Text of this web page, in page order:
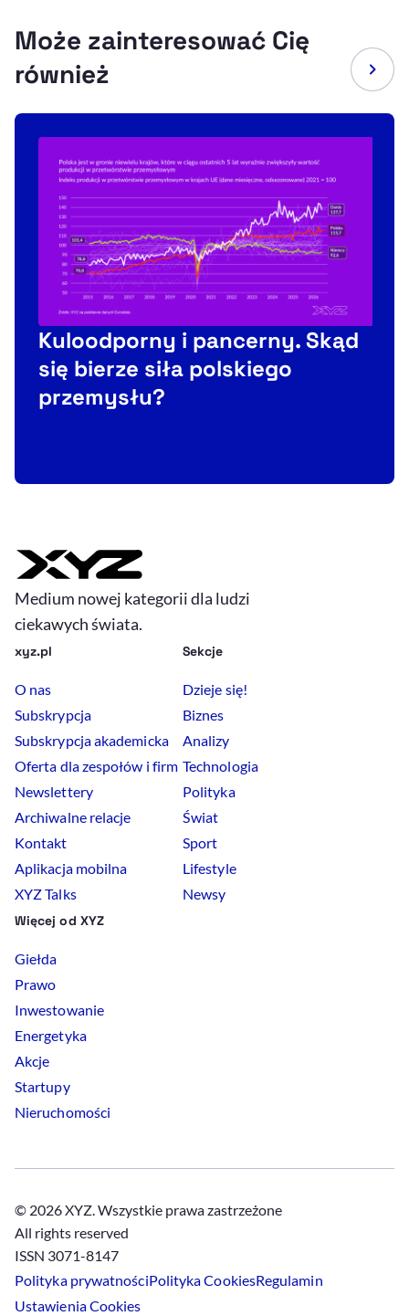
Może zainteresować Cię
również
Kuloodporny i pancerny. Skąd
się bierze siła polskiego
przemysłu?
Medium nowej kategorii dla ludzi
ciekawych świata.
xyz.pl
O nas
Subskrypcja
Subskrypcja akademicka
Oferta dla zespołów i firm
Newslettery
Archiwalne relacje
Kontakt
Aplikacja mobilna
XYZ Talks
Sekcje
Dzieje się!
Biznes
Analizy
Technologia
Polityka
Świat
Sport
Lifestyle
Newsy
Więcej od XYZ
Giełda
Prawo
Inwestowanie
Energetyka
Akcje
Startupy
Nieruchomości
© 2026 XYZ. Wszystkie prawa zastrzeżone
All rights reserved
ISSN 3071-8147
Polityka prywatnościPolitykaCookiesRegulamin
UstawieniaCookies